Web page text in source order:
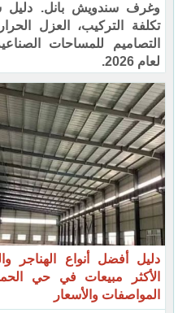
وغرف سندويش بانل.
تكلفة التركيب، العزل
التصاميم للمساحات
لعام 2026.
دليل أفضل أنواع الهناجر
الأكثر مبيعات في حي
المواصفات والأسعار